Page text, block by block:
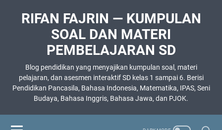
RIFAN FAJRIN — KUMPULAN
SOAL DAN MATERI
PEMBELAJARAN SD
Blog pendidikan yang menyajikan kumpulan soal, materi
pelajaran, dan asesmen interaktif SD kelas 1 sampai 6. Berisi
Pendidikan Pancasila, Bahasa Indonesia, Matematika, IPAS, Seni
Budaya, Bahasa Inggris, Bahasa Jawa, dan PJOK.